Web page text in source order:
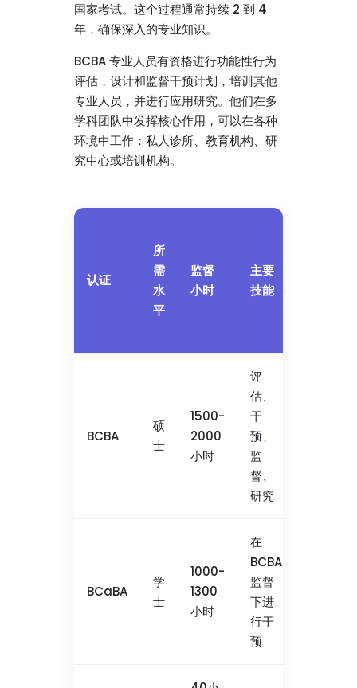
国家考试。这个过程通常持续 2 到 4
年，确保深入的专业知识。
BCBA 专业人员有资格进行功能性行为
评估，设计和监督干预计划，培训其他
专业人员，并进行应用研究。他们在多
学科团队中发挥核心作用，可以在各种
环境中工作：私人诊所、教育机构、研
究中心或培训机构。
认证
所
需
水
平
监督
小时
主要
技能
BCBA
硕
士
1500-
2000
小时
评
估、
干
预、
监
督、
研究
BCaBA
学
士
1000-
1300
小时
在
BCBA
监督
下进
行干
预